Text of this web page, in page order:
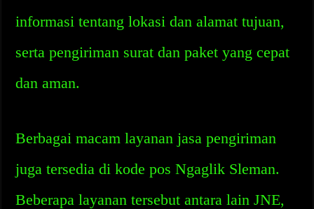
informasi tentang lokasi dan alamat tujuan,
serta pengiriman surat dan paket yang cepat
dan aman.
Berbagai macam layanan jasa pengiriman
juga tersedia di kode pos Ngaglik Sleman.
Beberapa layanan tersebut antara lain JNE,